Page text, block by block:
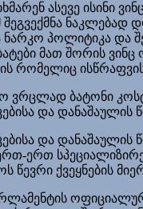
ასევე ისინი
ნაკლებად
ნარკო პოლიტიკა და
მათ შორის
რომელიც
ვრცლად ბატონი
და
და
ერთ
წევრი ქვეყნების